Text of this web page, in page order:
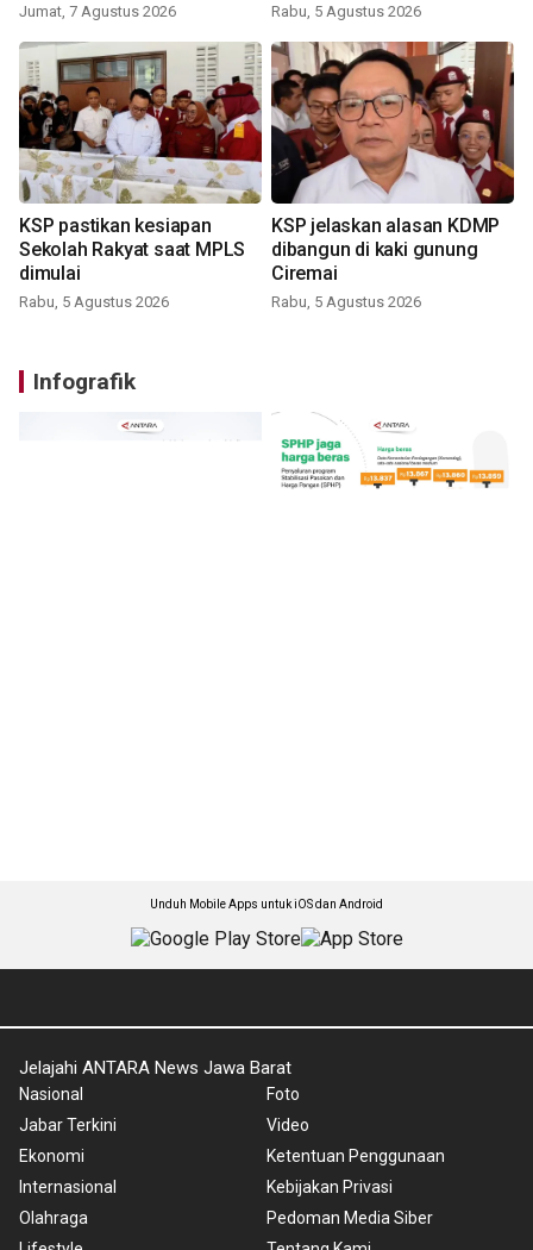
Jumat, 7 Agustus 2026 Rabu, 5 Agustus 2026
KSP pastikan kesiapan
Sekolah Rakyat saat MPLS
dimulai
Rabu, 5 Agustus 2026
KSP jelaskan alasan KDMP
dibangun di kaki gunung
Ciremai
Rabu, 5 Agustus 2026
Infografik
Unduh Mobile Apps untuk iOS dan Android
Jelajahi ANTARA News Jawa Barat
Nasional
Jabar Terkini
Ekonomi
Internasional
Olahraga
Foto
Video
Ketentuan Penggunaan
Kebijakan Privasi
Pedoman Media Siber